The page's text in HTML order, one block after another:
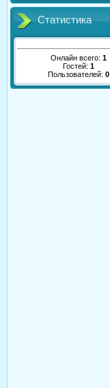
Статистика
Онлайн всего: 1
Гостей: 1
Пользователей: 0